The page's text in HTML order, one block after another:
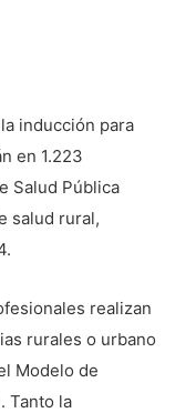
inducción para
en 1.223
Salud Pública
salud rural,
realizan
rurales o urbano
Modelo de
Tanto la